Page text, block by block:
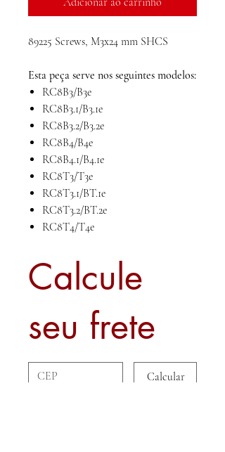
89225 Screws, M3x24 mm SHCS
Esta peça serve nos seguintes modelos:
RC8B3/B3e
RC8B3.1/B3.1e
RC8B3.2/B3.2e
RC8B4/B4e
RC8B4.1/B4.1e
RC8T3/T3e
RC8T3.1/BT.1e
RC8T3.2/BT.2e
RC8T4/T4e
Calcule
seu frete
Calcular